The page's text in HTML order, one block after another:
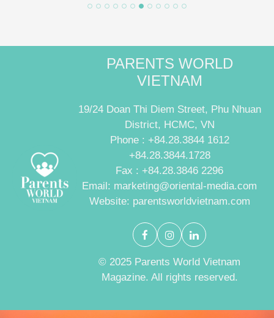
PARENTS WORLD
VIETNAM
19/24 Doan Thi Diem Street, Phu Nhuan
District, HCMC, VN
Phone : +84.28.3844 1612
+84.28.3844.1728
Fax : +84.28.3846 2296
Email: marketing@oriental-media.com
Website: parentsworldvietnam.com
© 2025 Parents World Vietnam
Magazine. All rights reserved.